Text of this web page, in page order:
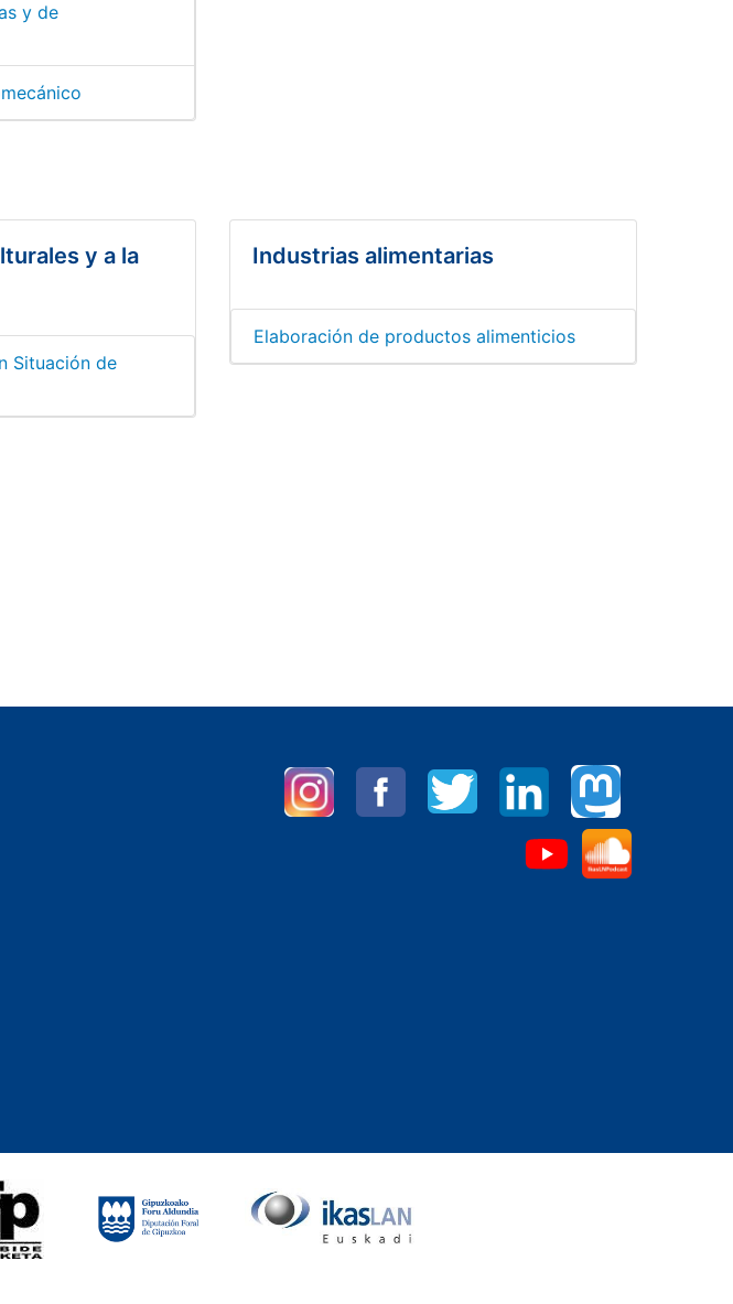
y de
y a la
Situación de
Industrias alimentarias
Elaboración de productos alimenticios